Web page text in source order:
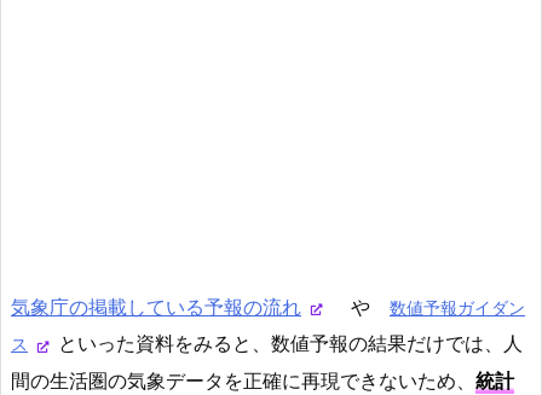
気象庁の掲載している予報の流れ や 数値予報ガイダン
ス
といった資料をみると、数値予報の結果だけでは、人
間の生活圏の気象データを正確に再現できないため、 統計